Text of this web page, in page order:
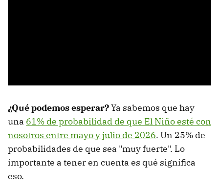
¿Qué podemos esperar?Ya sabemos que hay
una 61% de probabilidad de que El Niño esté con
nosotros entre mayo y julio de 2026. Un 25% de
probabilidades de que sea "muy fuerte". Lo
importante a tener en cuenta es qué significa
eso.